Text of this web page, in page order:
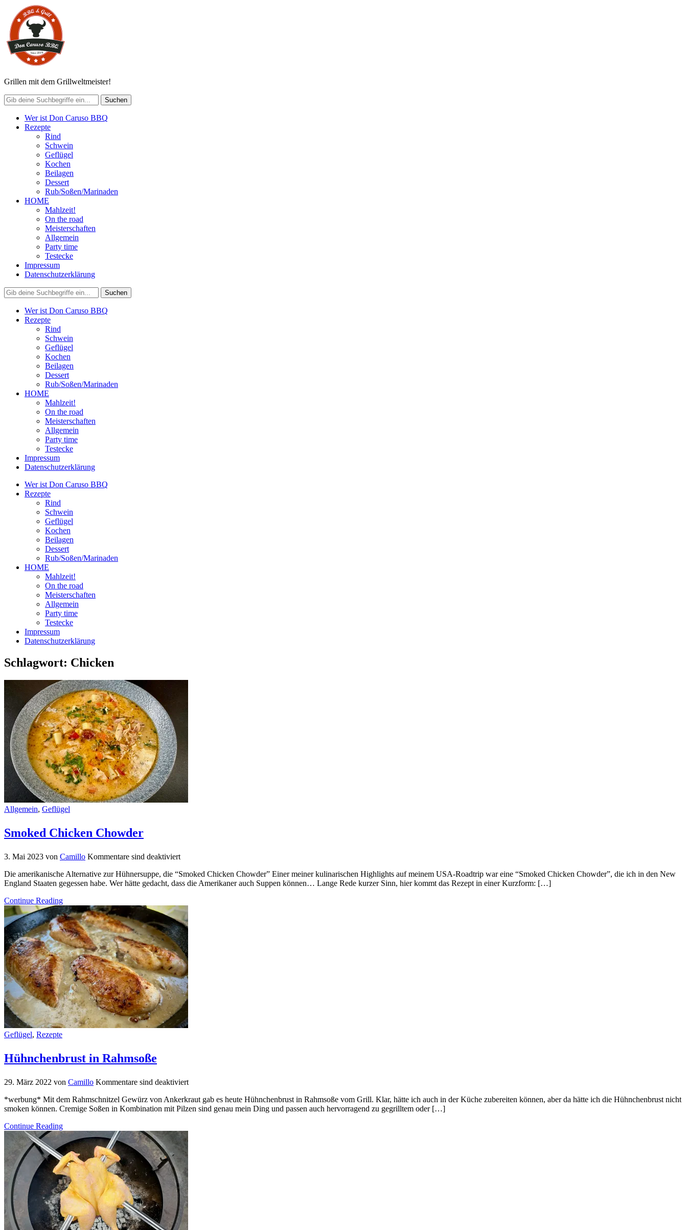
Grillen mit dem Grillweltmeister!
Wer ist Don Caruso BBQ
Rezepte
Rind
Schwein
Geflügel
Kochen
Beilagen
Dessert
Rub/Soßen/Marinaden
HOME
Mahlzeit!
On the road
Meisterschaften
Allgemein
Party time
Testecke
Impressum
Datenschutzerklärung
Wer ist Don Caruso BBQ
Rezepte
Rind
Schwein
Geflügel
Kochen
Beilagen
Dessert
Rub/Soßen/Marinaden
HOME
Mahlzeit!
On the road
Meisterschaften
Allgemein
Party time
Testecke
Impressum
Datenschutzerklärung
Wer ist Don Caruso BBQ
Rezepte
Rind
Schwein
Geflügel
Kochen
Beilagen
Dessert
Rub/Soßen/Marinaden
HOME
Mahlzeit!
On the road
Meisterschaften
Allgemein
Party time
Testecke
Impressum
Datenschutzerklärung
Schlagwort: Chicken
Allgemein, Geflügel
Smoked Chicken Chowder
3. Mai 2023 von Camillo Kommentare sind deaktiviert
Die amerikanische Alternative zur Hühnersuppe, die “Smoked Chicken Chowder” Einer meiner kulinarischen Highlights auf meinem USA-Roadtrip war eine “Smoked Chicken Chowder”, die ich in den New
England Staaten gegessen habe. Wer hätte gedacht, dass die Amerikaner auch Suppen können… Lange Rede kurzer Sinn, hier kommt das Rezept in einer Kurzform: […]
Continue Reading
Geflügel, Rezepte
Hühnchenbrust in Rahmsoße
29. März 2022 von Camillo Kommentare sind deaktiviert
*werbung* Mit dem Rahmschnitzel Gewürz von Ankerkraut gab es heute Hühnchenbrust in Rahmsoße vom Grill. Klar, hätte ich auch in der Küche zubereiten können, aber da hätte ich die Hühnchenbrust nicht
smoken können. Cremige Soßen in Kombination mit Pilzen sind genau mein Ding und passen auch hervorragend zu gegrilltem oder […]
Continue Reading